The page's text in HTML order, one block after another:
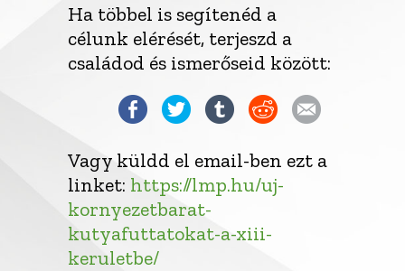
Ha többel is segítenéd a
célunk elérését, terjeszd a
családod és ismerőseid között:
Vagy küldd el email-ben ezt a
linket: https://lmp.hu/uj-
kornyezetbarat-
kutyafuttatokat-a-xiii-
keruletbe/